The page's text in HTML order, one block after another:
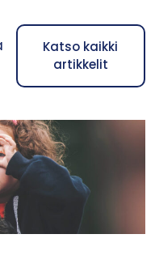
Katso kaikki
artikkelit